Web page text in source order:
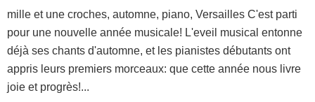
mille et une croches, automne, piano, Versailles C'est parti
pour une nouvelle année musicale! L'eveil musical entonne
déjà ses chants d'automne, et les pianistes débutants ont
appris leurs premiers morceaux: que cette année nous livre
joie et progrès!...